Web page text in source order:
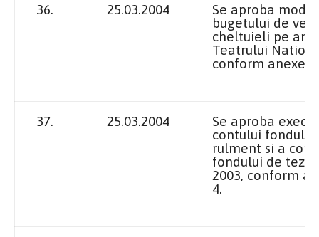
36. 25.03.2004
Se aproba
bugetului de
cheltuieli pe
Teatrului
conform
37. 25.03.2004
Se aproba
contului fondului
rulment si a
fondului de
2003, conform
4.